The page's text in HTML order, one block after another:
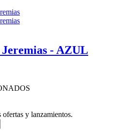
Jeremias - AZUL
y lanzamientos.